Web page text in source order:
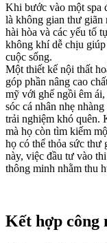
Khi bước vào một spa
là không gian thư giãn
hài hòa và các yếu tố
không khí dễ chịu
cuộc sống.
Một thiết kế nội thất
góp phần nâng cao
mỹ với ghế ngồi êm
sóc cá nhân nhẹ
trải nghiệm khó quên.
mà họ còn tìm kiếm
họ có thể thỏa sức
này, việc đầu tư vào
thông minh nhằm thu
Kết hợp công